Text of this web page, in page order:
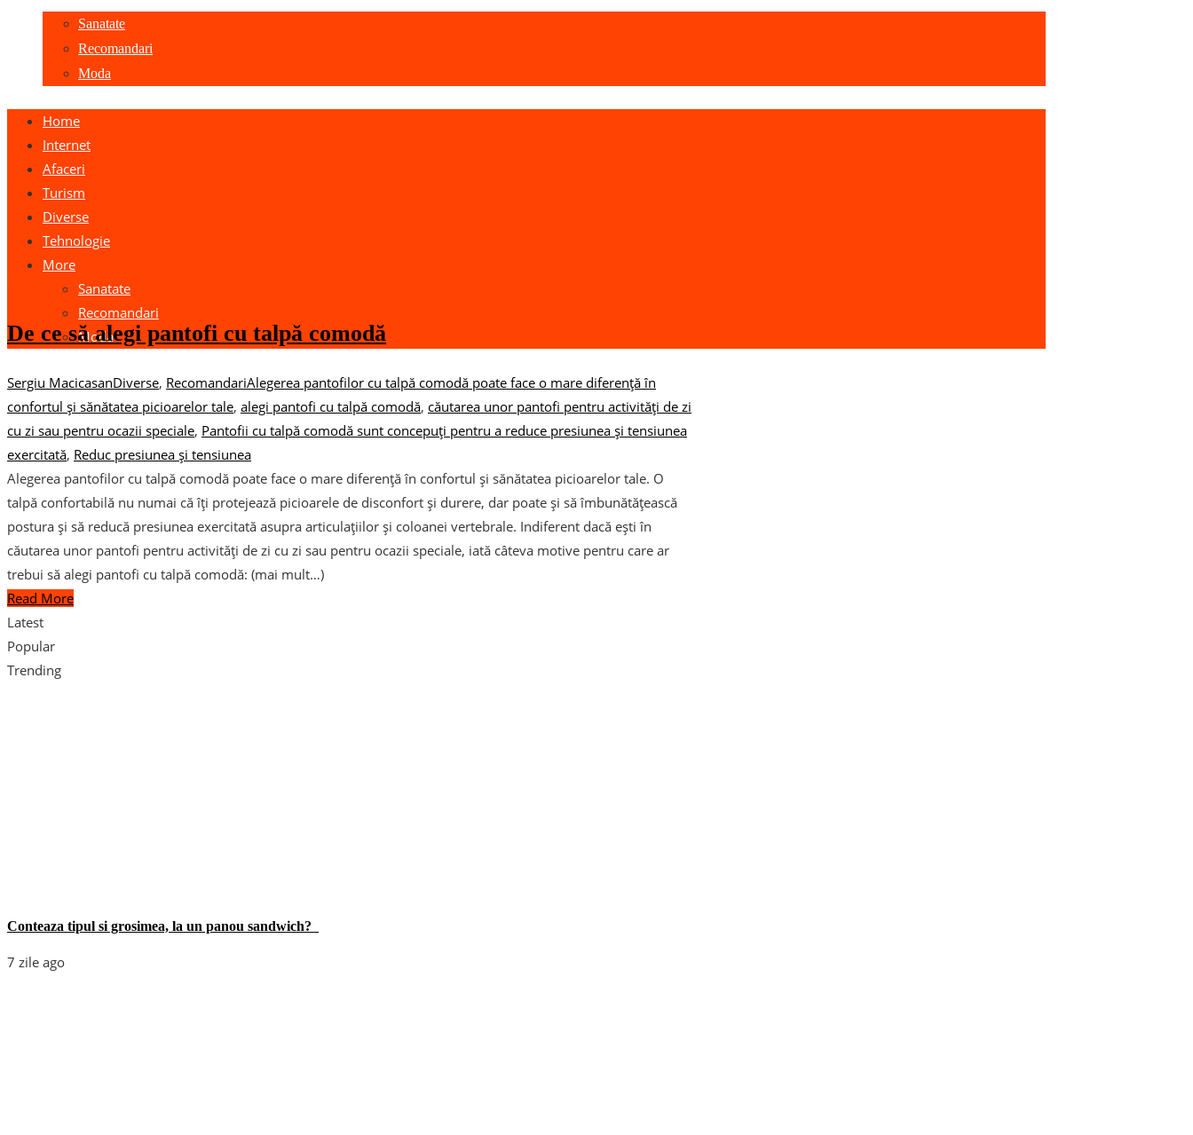
Sanatate
Recomandari
Moda
Home
Internet
Afaceri
Turism
Diverse
Tehnologie
More
Sanatate
Recomandari
Moda
De ce să alegi pantofi cu talpă comodă
Sergiu MacicasanDiverse, RecomandariAlegerea pantofilor cu talpă comodă poate face o mare diferență în
confortul și sănătatea picioarelor tale, alegi pantofi cu talpă comodă, căutarea unor pantofi pentru activități de zi
cu zi sau pentru ocazii speciale, Pantofii cu talpă comodă sunt concepuți pentru a reduce presiunea și tensiunea
exercitată, Reduc presiunea și tensiunea
Alegerea pantofilor cu talpă comodă poate face o mare diferență în confortul și sănătatea picioarelor tale. O
talpă confortabilă nu numai că îți protejează picioarele de disconfort și durere, dar poate și să îmbunătățească
postura și să reducă presiunea exercitată asupra articulațiilor și coloanei vertebrale. Indiferent dacă ești în
căutarea unor pantofi pentru activități de zi cu zi sau pentru ocazii speciale, iată câteva motive pentru care ar
trebui să alegi pantofi cu talpă comodă: (mai mult…)
Read More
Latest
Popular
Trending
Conteaza tipul si grosimea, la un panou sandwich?
7 zile ago